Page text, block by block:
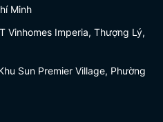
Minh
Vinhomes Imperia, Thượng Lý,
Sun Premier Village, Phường